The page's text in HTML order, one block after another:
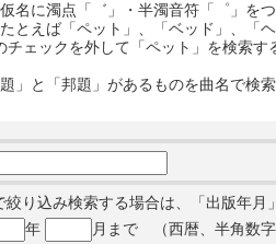
名に濁点「゛」・半濁音符「゜」を
たとえば「ペット」、「ベッド」、「
チェックを外して「ペット」を検索
」と「邦題」があるものを曲名で検
り込み検索する場合は、「出版年月
年 月まで （西暦、半角数字